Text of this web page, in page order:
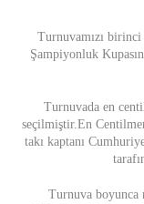
Turnuvamızı
Şampiyonluk
Turnuvada en
seçilmiştir.En
takı kaptanı
Turnuva boyunca